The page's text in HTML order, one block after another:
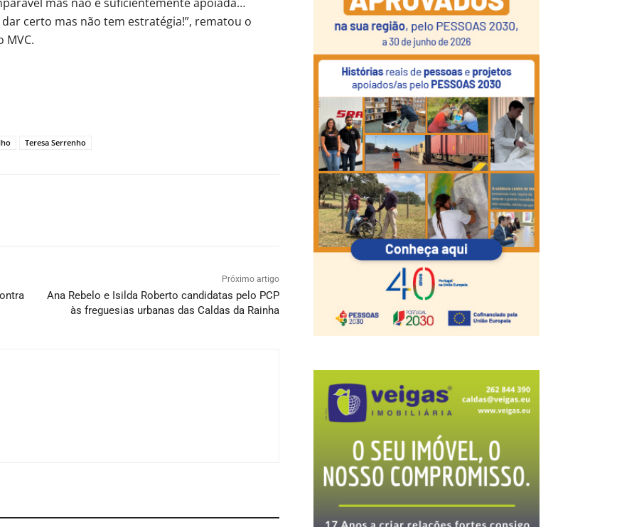
certo mas não tem estratégia!”, rematou o
MVC.
Teresa Serrenho
Próximo artigo
Ana Rebelo e Isilda Roberto candidatas pelo PCP
às freguesias urbanas das Caldas da Rainha